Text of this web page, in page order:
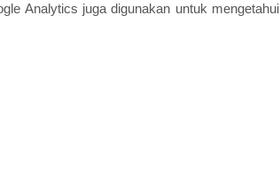
Analytics juga digunakan untuk mengetahui